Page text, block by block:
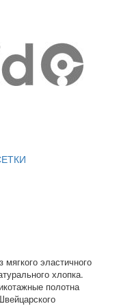
эластичного
хлопка.
полотна